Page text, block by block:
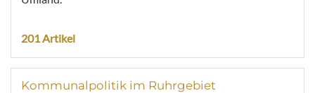
201 Artikel
Kommunalpolitik im Ruhrgebiet